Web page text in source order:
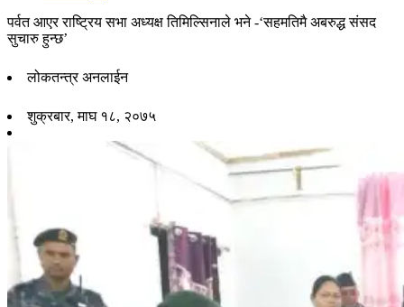
पर्वत आएर राष्ट्रिय सभा अध्यक्ष तिमिल्सिनाले भने -‘सहमतिमै अबरुद्ध संसद
सुचारु हुन्छ’
लोकतन्त्र अनलाईन
शुक्रबार, माघ १८, २०७५